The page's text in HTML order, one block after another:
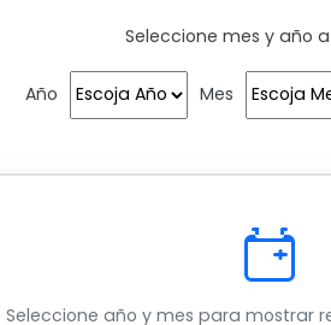
Seleccione mes y año
Año Mes
Seleccione año y mes para mostrar